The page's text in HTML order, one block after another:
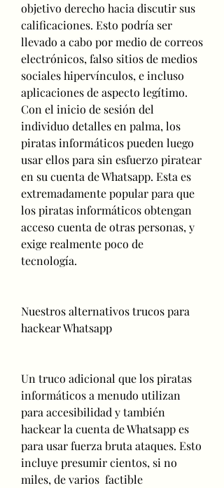
objetivo derecho hacia discutir sus
calificaciones. Esto podría ser
llevado a cabo por medio de correos
electrónicos, falso sitios de medios
sociales hipervínculos, e incluso
aplicaciones de aspecto legítimo.
Con el inicio de sesión del
individuo detalles en palma, los
piratas informáticos pueden luego
usar ellos para sin esfuerzo piratear
en su cuenta de Whatsapp. Esta es
extremadamente popular para que
los piratas informáticos obtengan
acceso cuenta de otras personas, y
exige realmente poco de
tecnología.
Nuestros alternativos trucos para
hackear Whatsapp
Un truco adicional que los piratas
informáticos a menudo utilizan
para accesibilidad y también
hackear la cuenta de Whatsapp es
para usar fuerza bruta ataques. Esto
incluye presumir cientos, si no
miles, de varios  factible